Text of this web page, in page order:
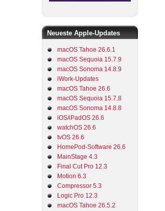
Neueste Apple-Updates
macOS Tahoe 26.6.1
macOS Sequoia 15.7.9
macOS Sonoma 14.8.9
iWork-Updates
macOS Tahoe 26.6
macOS Sequoia 15.7.8
macOS Sonoma 14.8.8
iOS/iPadOS 26.6
watchOS 26.6
tvOS 26.6
HomePod-Software 26.6
MainStage 4.3
Final Cut Pro 12.3
Motion 6.3
Compressor 5.3
Logic Pro 12.3
macOS Tahoe 26.5.2